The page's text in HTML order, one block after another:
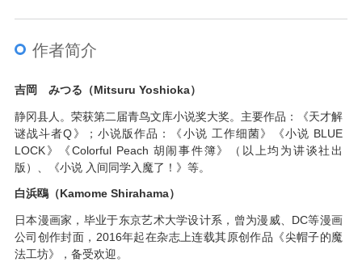
作者简介
吉岡 みつる（Mitsuru Yoshioka）
静冈县人。荣获第二届青鸟文库小说奖大奖。主要作品：《天才解
谜战斗者Q》；小说版作品：《小说 工作细菌》《小说 BLUE
LOCK》《Colorful Peach 胡闹事件簿》（以上均为讲谈社出
版）、《小说 入间同学入魔了！》等。
白浜鴎（Kamome Shirahama）
日本漫画家，毕业于东京艺术大学设计系，曾为漫威、DC等漫画
公司创作封面，2016年起在杂志上连载其原创作品《尖帽子的魔
法工坊》，备受欢迎。